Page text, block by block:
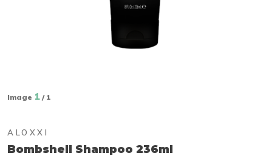
Image 1 / 1
ALOXXI
Bombshell Shampoo 236ml